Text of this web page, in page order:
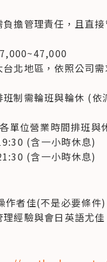
負擔管理責任，且直
台北地區，依照公司
班制需輪班與輪休 (依
班)
單位營業時間排班與
(含一
(含一小時休息)
者佳(不是必要條件)
經驗與會日英語尤佳